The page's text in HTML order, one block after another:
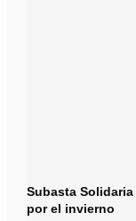
Subasta
por el invierno